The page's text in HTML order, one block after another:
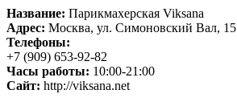
Название: Парикмахерская Viksana
Адрес: Москва, ул. Симоновский Вал, 15
Телефоны:
+7 (909) 653-92-82
Часы работы: 10:00-21:00
Сайт: http://viksana.net